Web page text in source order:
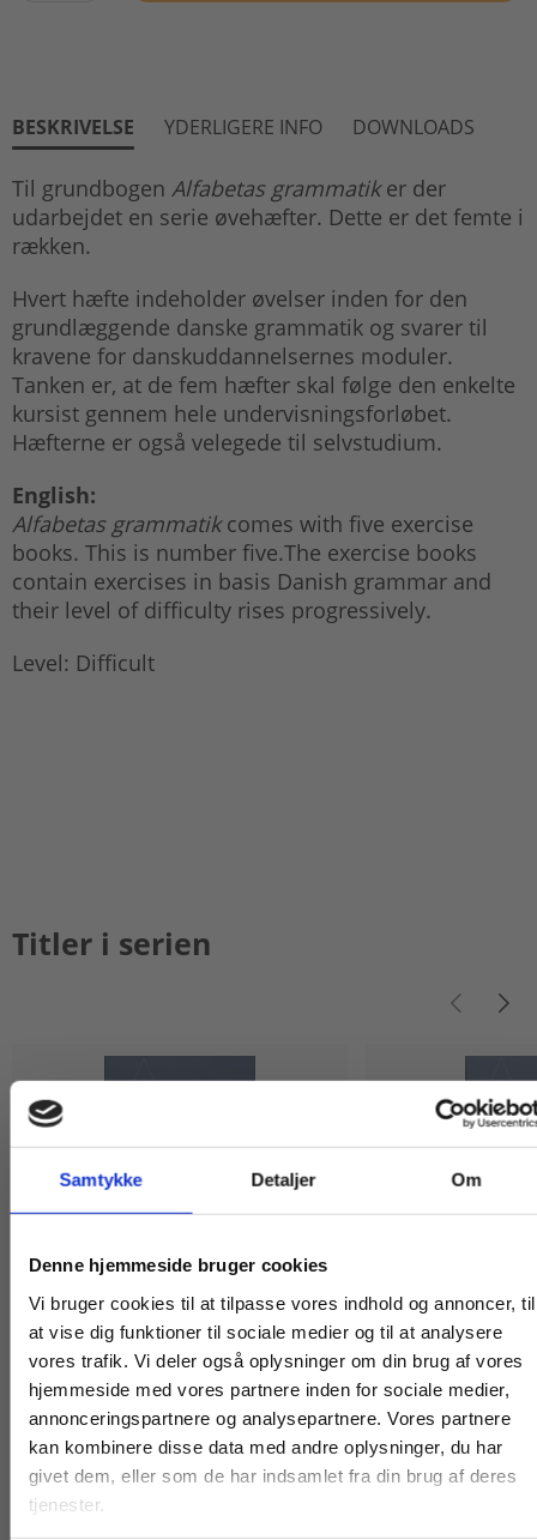
Samtykke Detaljer Om
Denne hjemmeside bruger cookies
Vi bruger cookies til at tilpasse vores indhold og annoncer, til
at vise dig funktioner til sociale medier og til at analysere
vores trafik. Vi deler også oplysninger om din brug af vores
hjemmeside med vores partnere inden for sociale medier,
annonceringspartnere og analysepartnere. Vores partnere
kan kombinere disse data med andre oplysninger, du har
givet dem, eller som de har indsamlet fra din brug af deres
tjenester.
BESKRIVELSE YDERLIGERE INFO DOWNLOADS
Til grundbogen Alfabetas grammatiker der
udarbejdet en serie øvehæfter. Dette er det femte i
rækken.
Hvert hæfte indeholder øvelser inden for den
grundlæggende danske grammatik og svarer til
kravene for danskuddannelsernes moduler.
Tanken er, at de fem hæfter skal følge den enkelte
kursist gennem hele undervisningsforløbet.
Hæfterne er også velegede til selvstudium.
English:
Alfabetas grammatikcomes with five exercise
books. This is number five.The exercise books
contain exercises in basis Danish grammar and
their level of difficulty rises progressively.
Level: Difficult
Titler i serien
Engangsbog
Alfabetas grammatik, Øvehæfte 4
Hanne Villumsen Lene Bagger Frank Henry Lisborg
85,00 KR.
Bog
Alfabetas
Jo Hermann
Køb læremidler og find masterclasses mm.
Fortsæt som:
For privatkunder og
studerende. Du får
vist priser inkl.
For institutioner og
virksomheder. Du
får vist priser ekskl.